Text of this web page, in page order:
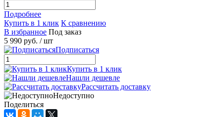
Подробнее
Купить в 1 клик К сравнению
В избранное Под заказ
5 990 руб. / шт
Подписаться
Купить в 1 клик
Нашли дешевле
Рассчитать доставку
Недоступно
Поделиться